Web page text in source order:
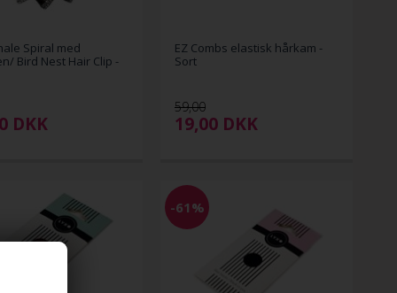
Spiral med
Bird Nest Hair Clip -
DKK
EZ Combs elastisk hårkam -
Sort
59,00
19,00 DKK
-61%